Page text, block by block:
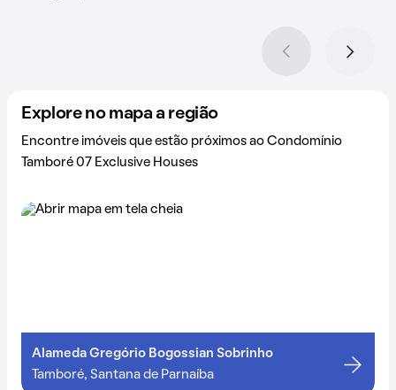
Explore no mapa a região
Encontre imóveis que estão próximos ao Condomínio
Tamboré 07 Exclusive Houses
Alameda Gregório Bogossian Sobrinho
Tamboré, Santana de Parnaíba